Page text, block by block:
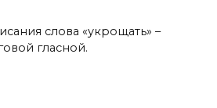
слова «укрощать» –
гласной.